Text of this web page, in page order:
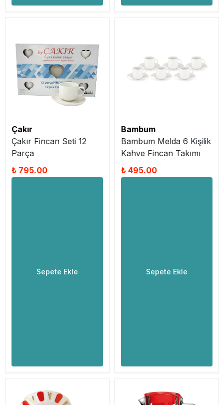
Çakır
Çakır Fincan Seti 12
Parça
₺ 795.00
Sepete Ekle
Bambum
Bambum Melda 6 Kişilik
Kahve Fincan Takımı
₺ 495.00
Sepete Ekle